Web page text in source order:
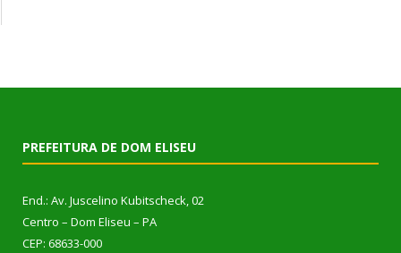
PREFEITURA DE DOM ELISEU
End.: Av. Juscelino Kubitscheck, 02
Centro – Dom Eliseu – PA
CEP: 68633-000